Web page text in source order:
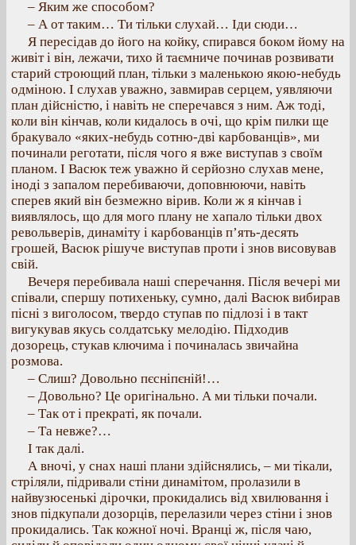
– Яким же способом?
– А от таким… Ти тільки слухай… Іди сюди…
Я пересідав до його на койку, спирався боком йому на
живіт і він, лежачи, тихо й таємниче починав розвивати
старий строющий план, тільки з маленькою якою-небудь
одміною. І слухав уважно, завмирав серцем, уявляючи
план дійсністю, і навіть не сперечався з ним. Аж тоді,
коли він кінчав, коли кидалось в очі, що крім пилки ще
бракувало «яких-небудь сотню-дві карбованців», ми
починали реготати, після чого я вже виступав з своїм
планом. І Васюк теж уважно й серйозно слухав мене,
іноді з запалом перебиваючи, доповнюючи, навіть
сперев який він безмежно вірив. Коли ж я кінчав і
виявлялось, що для мого плану не хапало тільки двох
револьверів, динаміту і карбованців п’ять-десять
грошей, Васюк рішуче виступав проти і знов висовував
свій.
Вечеря перебивала наші сперечання. Після вечері ми
співали, спершу потихеньку, сумно, далі Васюк вибирав
пісні з виголосом, твердо ступав по підлозі і в такт
вигукував якусь солдатську мелодію. Підходив
дозорець, стукав ключима і починалась звичайна
розмова.
– Слиш? Довольно пєсніпєній!…
– Довольно? Це оригінально. А ми тільки почали.
– Так от і прекраті, як почали.
– Та невже?…
І так далі.
А вночі, у снах наші плани здійснялись, – ми тікали,
стріляли, підривали стіни динамітом, пролазили в
найвузюсенькі дірочки, прокидались від хвилювання і
знов підкупали дозорців, перелазили через стіни і знов
прокидались. Так кожної ночі. Вранці ж, після чаю,